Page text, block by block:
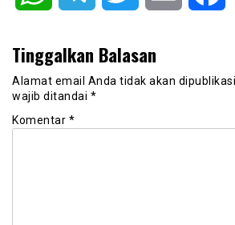
Tinggalkan Balasan
Alamat email Anda tidak akan
wajib ditandai *
Komentar *